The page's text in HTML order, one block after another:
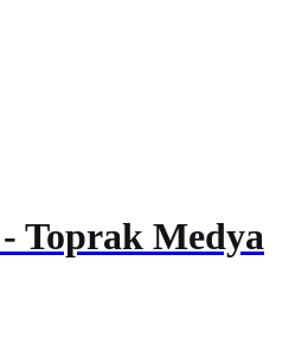
Toprak Medya